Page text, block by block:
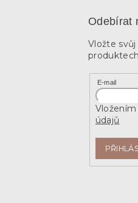
Odebírat
Vložte
E-mail
údajů